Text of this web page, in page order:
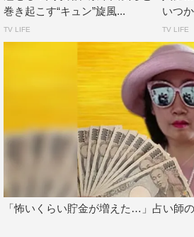
ケジュール的に厳しい瞬間も結構あ
仕事が重なってしんどいなと思った
も、スタッフの皆さんの動きなど
ギアを上げとかなきゃいけないな
影響をたくさん受けました。本当
僕が仕事をしていく中で大事にして
や作品もそうなんですが、キャス
皆さんとの出会いや縁です。特に
いが強くなりました。今回も皆さ
縁を頂けたと思っています。また
巻き起こす“キュン”旋風...
TV LIFE
いつ
TV LIFE
「怖いくらい貯金が増えた…」占い師